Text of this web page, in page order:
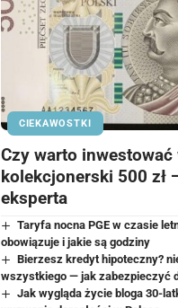
CIEKAWOSTKI
Czy warto
kolekcjonerski 500 zł
eksperta
Taryfa nocna PGE w czasie
obowiązuje i jakie są godziny
Bierzesz kredyt hipoteczny?
wszystkiego — jak zabezpieczyć
Jak wygląda życie bloga 30-